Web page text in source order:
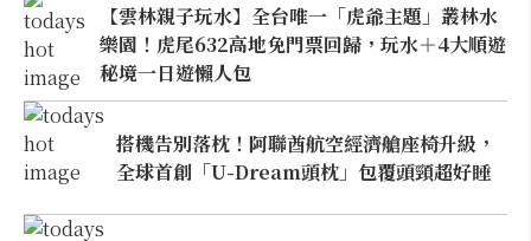
【雲林親子玩水】全台唯一「虎爺主題」叢林水
樂園！虎尾632高地免門票回歸，玩水＋4大順遊
秘境一日遊懶人包
搭機告別落枕！阿聯酋航空經濟艙座椅升級，
全球首創「U-Dream頭枕」包覆頭頸超好睡